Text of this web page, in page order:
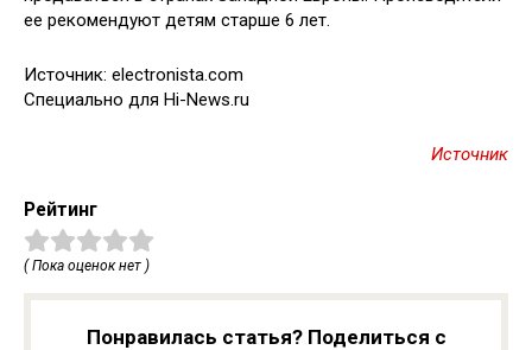
ее рекомендуют детям старше 6 лет.
Источник: electronista.com
Специально для Hi-News.ru
Источник
Рейтинг
( Пока оценок нет )
Понравилась статья? Поделиться с